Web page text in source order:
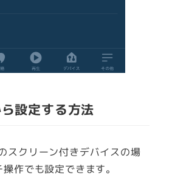
設定する方法
スクリーン付きデバイスの場
作でも設定できます。